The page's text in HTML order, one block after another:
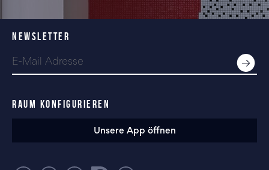
NEWSLETTER
RAUM KONFIGURIEREN
Unsere App öffnen